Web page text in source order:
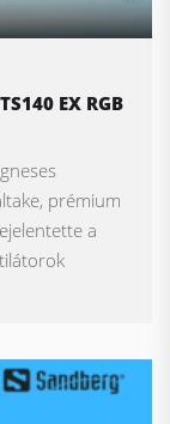
EX RGB
prémium
a